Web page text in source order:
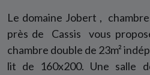
Le domaine Jobert ,
près de Cassis vous
chambre double de 23m²
lit de 160x200. Une salle